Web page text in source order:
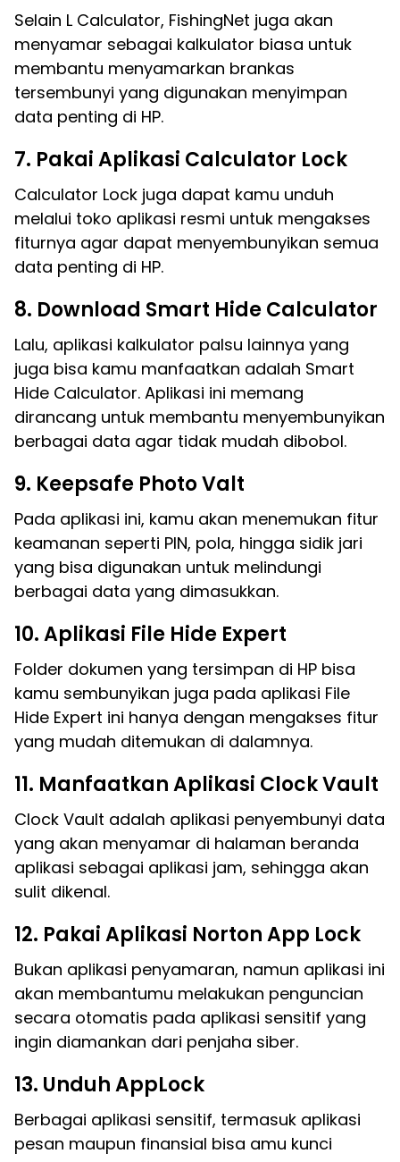
Selain L Calculator, FishingNet juga akan
menyamar sebagai kalkulator biasa untuk
membantu menyamarkan brankas
tersembunyi yang digunakan menyimpan
data penting di HP.
7. Pakai Aplikasi Calculator Lock
Calculator Lock juga dapat kamu unduh
melalui toko aplikasi resmi untuk mengakses
fiturnya agar dapat menyembunyikan semua
data penting di HP.
8. Download Smart Hide Calculator
Lalu, aplikasi kalkulator palsu lainnya yang
juga bisa kamu manfaatkan adalah Smart
Hide Calculator. Aplikasi ini memang
dirancang untuk membantu menyembunyikan
berbagai data agar tidak mudah dibobol.
9. Keepsafe Photo Valt
Pada aplikasi ini, kamu akan menemukan fitur
keamanan seperti PIN, pola, hingga sidik jari
yang bisa digunakan untuk melindungi
berbagai data yang dimasukkan.
10. Aplikasi File Hide Expert
Folder dokumen yang tersimpan di HP bisa
kamu sembunyikan juga pada aplikasi File
Hide Expert ini hanya dengan mengakses fitur
yang mudah ditemukan di dalamnya.
11. Manfaatkan Aplikasi Clock Vault
Clock Vault adalah aplikasi penyembunyi data
yang akan menyamar di halaman beranda
aplikasi sebagai aplikasi jam, sehingga akan
sulit dikenal.
12. Pakai Aplikasi Norton App Lock
Bukan aplikasi penyamaran, namun aplikasi ini
akan membantumu melakukan penguncian
secara otomatis pada aplikasi sensitif yang
ingin diamankan dari penjaha siber.
13. Unduh AppLock
Berbagai aplikasi sensitif, termasuk aplikasi
pesan maupun finansial bisa amu kunci